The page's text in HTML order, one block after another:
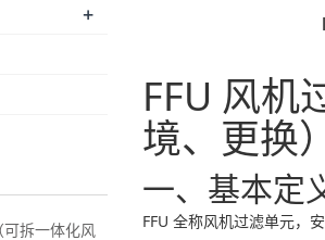
FFU 风机
境、更换）
一、基本定
FFU 全称风机过滤单元，
+
拆一体化风